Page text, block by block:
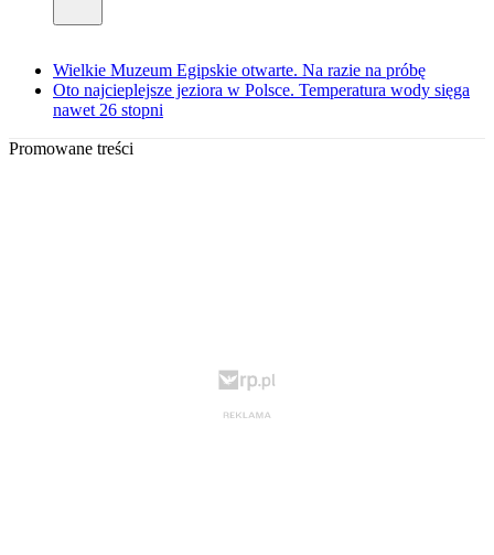
Wielkie Muzeum Egipskie otwarte. Na razie na próbę
Oto najcieplejsze jeziora w Polsce. Temperatura wody sięga
nawet 26 stopni
Promowane treści